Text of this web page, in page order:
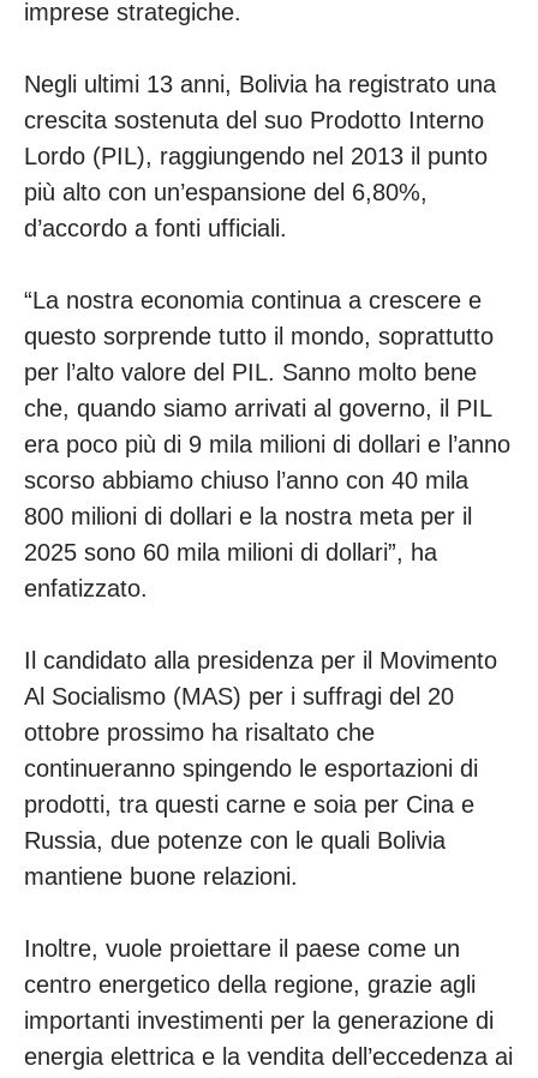
imprese strategiche.
Negli ultimi 13 anni, Bolivia ha registrato una
crescita sostenuta del suo Prodotto Interno
Lordo (PIL), raggiungendo nel 2013 il punto
più alto con un’espansione del 6,80%,
d’accordo a fonti ufficiali.
“La nostra economia continua a crescere e
questo sorprende tutto il mondo, soprattutto
per l’alto valore del PIL. Sanno molto bene
che, quando siamo arrivati al governo, il PIL
era poco più di 9 mila milioni di dollari e l’anno
scorso abbiamo chiuso l’anno con 40 mila
800 milioni di dollari e la nostra meta per il
2025 sono 60 mila milioni di dollari”, ha
enfatizzato.
Il candidato alla presidenza per il Movimento
Al Socialismo (MAS) per i suffragi del 20
ottobre prossimo ha risaltato che
continueranno spingendo le esportazioni di
prodotti, tra questi carne e soia per Cina e
Russia, due potenze con le quali Bolivia
mantiene buone relazioni.
Inoltre, vuole proiettare il paese come un
centro energetico della regione, grazie agli
importanti investimenti per la generazione di
energia elettrica e la vendita dell’eccedenza ai